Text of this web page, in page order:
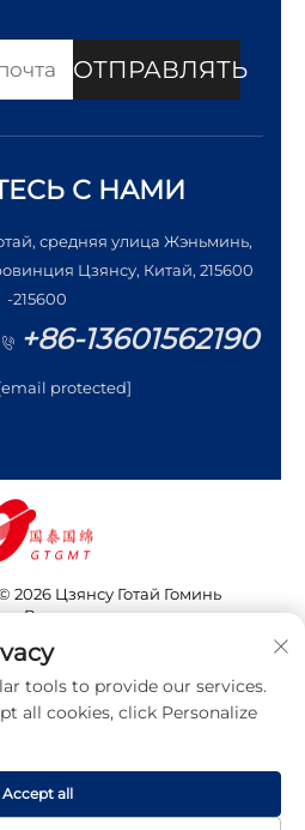
ОТПРАВЛЯТЬ
С НАМИ
средняя улица Жэньминь,
Цзянсу, Китай, 215600
-215600
+86-13601562190
protected]
2026 Цзянсу Готай Гоминь
Все права защищены
tools to provide our services.
all cookies, click Personalize
Accept all